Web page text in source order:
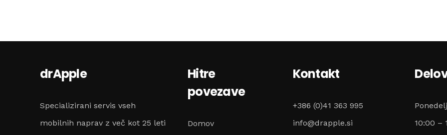
drApple
Specializirani servis vseh
mobilnih naprav z več kot 25 leti
Hitre
povezave
Domov
Kontakt
+386 (0)41 363 995
info@drapple.si
10:00 –